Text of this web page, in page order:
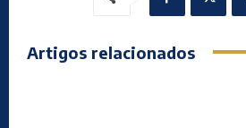
Artigos relacionados